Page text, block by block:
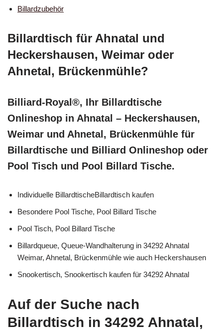
Billardzubehör
Billardtisch für Ahnatal und
Heckershausen, Weimar oder
Ahnetal, Brückenmühle?
Billiard-Royal®, Ihr Billardtische
Onlineshop in Ahnatal – Heckershausen,
Weimar und Ahnetal, Brückenmühle für
Billardtische und Billiard Onlineshop oder
Pool Tisch und Pool Billard Tische.
Individuelle BillardtischeBillardtisch kaufen
Besondere Pool Tische, Pool Billard Tische
Pool Tisch, Pool Billard Tische
Billardqueue, Queue-Wandhalterung in 34292 Ahnatal
Weimar, Ahnetal, Brückenmühle wie auch Heckershausen
Snookertisch, Snookertisch kaufen für 34292 Ahnatal
Auf der Suche nach
Billardtisch in 34292 Ahnatal,